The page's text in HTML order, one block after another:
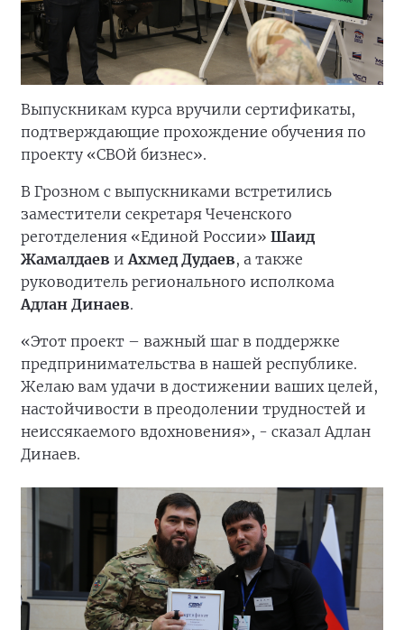
Выпускникам курса вручили сертификаты,
подтверждающие прохождение обучения по
проекту «СВОй бизнес».
В Грозном с выпускниками встретились
заместители секретаря Чеченского
реготделения «Единой России» Шаид
Жамалдаев иАхмед Дудаев, а также
руководитель регионального исполкома
Адлан Динаев.
«Этот проект – важный шаг в поддержке
предпринимательства в нашей республике.
Желаю вам удачи в достижении ваших целей,
настойчивости в преодолении трудностей и
неиссякаемого вдохновения», - сказал Адлан
Динаев.